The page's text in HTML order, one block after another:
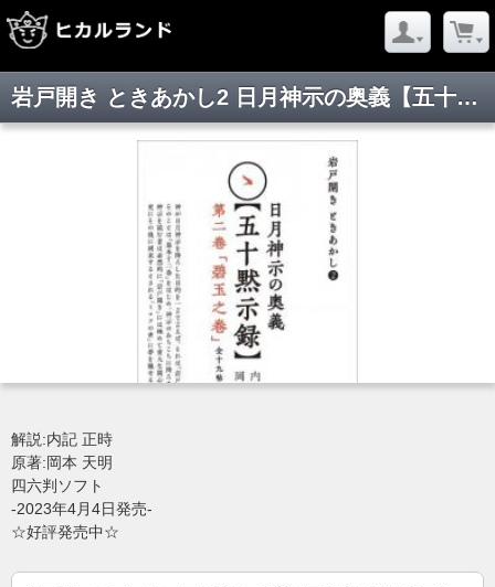
岩戸開き ときあかし2 日月神示の奥義【五十黙示録】 第二巻「碧玉之巻」(全十九帖)
解説:内記 正時
原著:岡本 天明
四六判ソフト
-2023年4月4日発売-
☆好評発売中☆